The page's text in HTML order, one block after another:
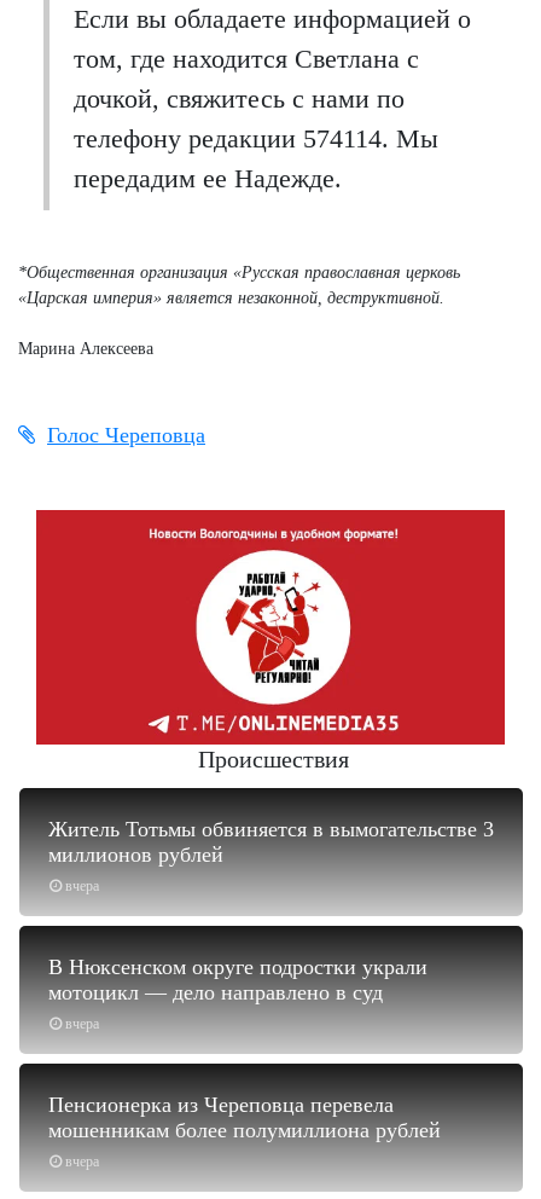
Если вы обладаете информацией о
том, где находится Светлана с
дочкой, свяжитесь с нами по
телефону редакции 574114. Мы
передадим ее Надежде.
*Общественная организация «Русская православная церковь
«Царская империя» является незаконной, деструктивной.
Марина Алексеева
Голос Череповца
Происшествия
вчера
Житель Тотьмы обвиняется в вымогательстве 3
миллионов рублей
вчера
В Нюксенском округе подростки украли
мотоцикл — дело направлено в суд
вчера
Пенсионерка из Череповца перевела
мошенникам более полумиллиона рублей